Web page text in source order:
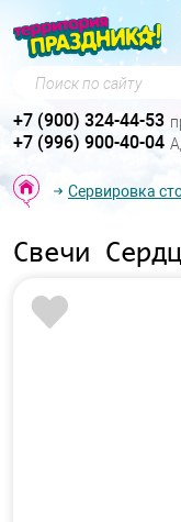
Поиск по сайту
+7 (900) 324-44-53
+7 (996) 900-40-04
Сервировка
Свечи